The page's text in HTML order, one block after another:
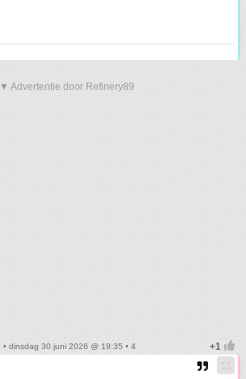
▼ Advertentie door Refinery89
• dinsdag 30 juni 2026 @ 19:35 • 4